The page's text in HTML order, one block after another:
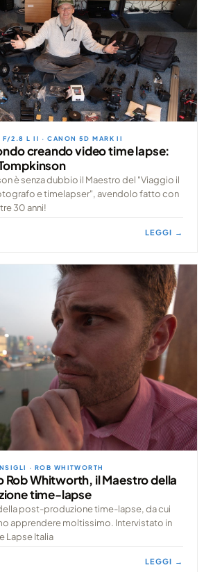
2.8 L II · CANON 5D MARK II
creando video time lapse:
è senza dubbio il Maestro del "Viaggio il
e timelapser", avendolo fatto con
30 anni!
LEGGI →
· ROB WHITWORTH
Rob Whitworth, il Maestro della
time-lapse
post-produzione time-lapse, da cui
apprendere moltissimo. Intervistato in
Lapse Italia
LEGGI →